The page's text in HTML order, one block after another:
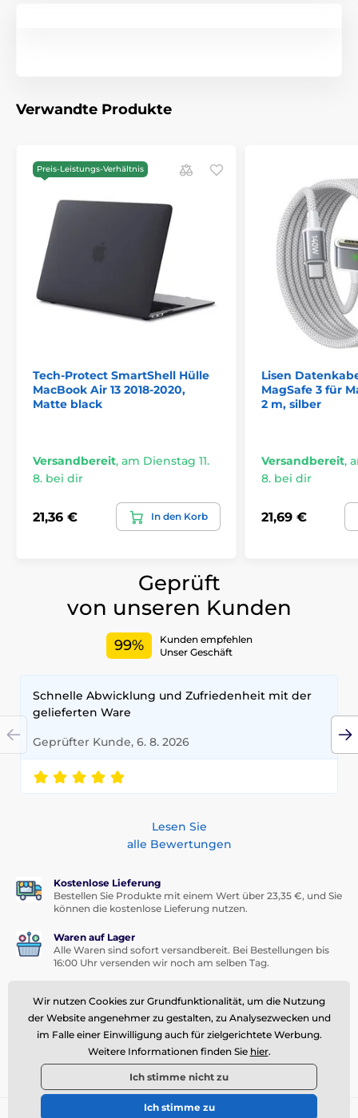
Verwandte Produkte
Preis-Leistungs-Verhältnis
Tech-Protect SmartShell Hülle
MacBook Air 13 2018-2020,
Matte black
Versandbereit, am Dienstag 11.
8. bei dir
21,36 € In den Korb
Lisen
MagSafe 3 für
2 m, silber
Versandbereit,
8. bei dir
21,69 €
Geprüft
von unseren Kunden
99%
Kunden empfehlen
Unser Geschäft
Schnelle Abwicklung und Zufriedenheit mit der
gelieferten Ware
Geprüfter Kunde, 6. 8. 2026
Lesen Sie
alle Bewertungen
Kostenlose Lieferung
Bestellen Sie Produkte mit einem Wert über 23,35 €, und Sie
können die kostenlose Lieferung nutzen.
Waren auf Lager
Alle Waren sind sofort versandbereit. Bei Bestellungen bis
16:00 Uhr versenden wir noch am selben Tag.
Wir reagieren innerhalb weniger Stunden auf
Reklamationen, Fragen oder Warenaustauschwünsche.
Treueprogramm
Für Stammkunden bieten wir interessante Rabatte an.
Wir nutzen Cookies zur Grundfunktionalität, um die Nutzung
der Website angenehmer zu gestalten, zu Analysezwecken und
im Falle einer Einwilligung auch für zielgerichtete Werbung.
Weitere Informationen finden Sie hier.
Ich stimme nicht zu
Ich stimme zu